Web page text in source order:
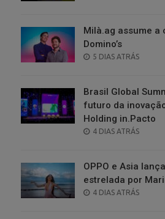
Milà.ag assume a
Domino’s
POSTED
5 DIAS ATRÁS
Brasil Global
futuro da
Holding in.Pacto
POSTED
4 DIAS ATRÁS
OPPO e Asia
estrelada por
POSTED
4 DIAS ATRÁS